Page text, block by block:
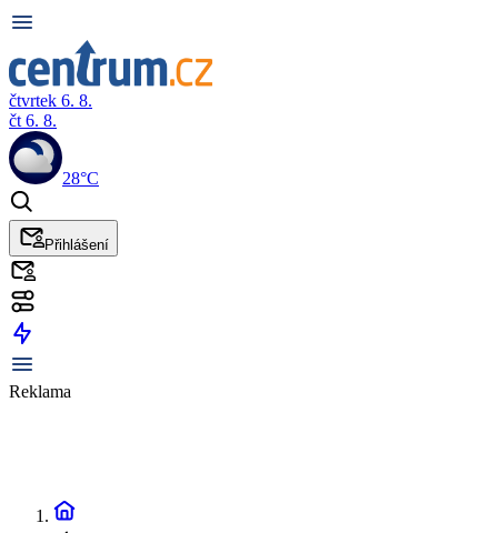
čtvrtek 6. 8.
čt 6. 8.
28°C
Přihlášení
Reklama